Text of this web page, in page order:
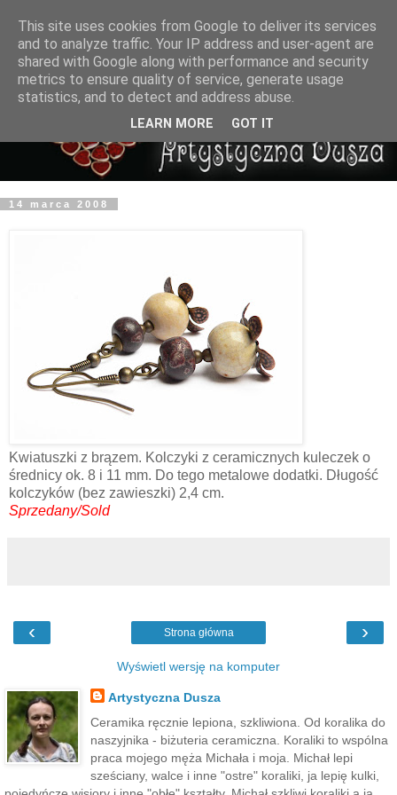
14 marca 2008
Kwiatuszki z brązem. Kolczyki z ceramicznych kuleczek o
średnicy ok. 8 i 11 mm. Do tego metalowe dodatki. Długość
kolczyków (bez zawieszki) 2,4 cm.
Sprzedany/Sold
‹ ›
Strona główna
Wyświetl wersję na komputer
Artystyczna Dusza
Ceramika ręcznie lepiona, szkliwiona. Od koralika do
naszyjnika - biżuteria ceramiczna. Koraliki to wspólna
praca mojego męża Michała i moja. Michał lepi
sześciany, walce i inne "ostre" koraliki, ja lepię kulki,
This site uses cookies from Google to deliver its services
and to analyze traffic. Your IP address and user-agent are
shared with Google along with performance and security
metrics to ensure quality of service, generate usage
statistics, and to detect and address abuse.
LEARN MORE GOT IT